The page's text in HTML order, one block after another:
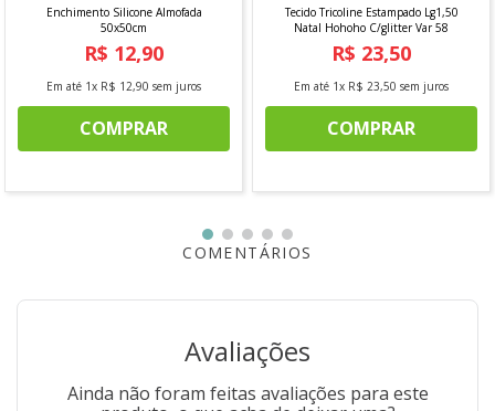
Não passar
Não limpar a seco
Enchimento Silicone Almofada
50x50cm
R$ 12,90
Em até 1x R$ 12,90 sem juros
COMPRAR
Tecido Tricoline Estampado Lg1,50
Natal Hohoho C/glitter Var 58
R$ 23,50
Em até 1x R$ 23,50 sem juros
COMPRAR
COMENTÁRIOS
Avaliações
Ainda não foram feitas avaliações para este